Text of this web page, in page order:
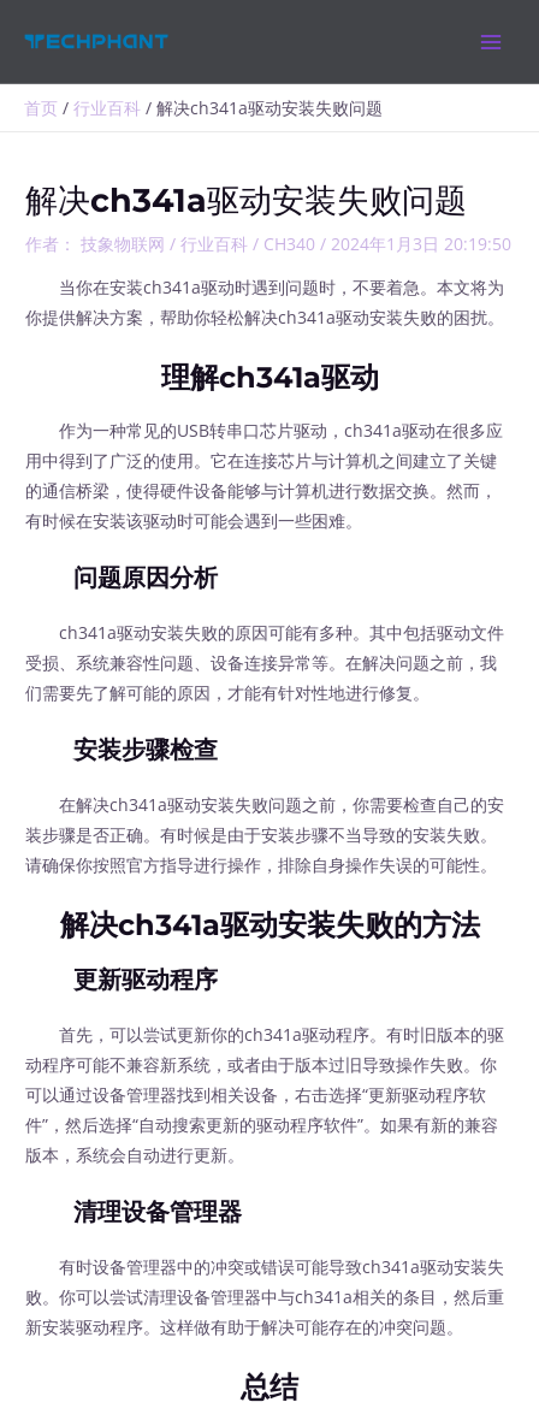
首页 行业百科 解决ch341a驱动安装失败问题
解决ch341a驱动安装失败问题
作者： 技象物联网/行业百科 / CH340 /2024年1月3日 20:19:50
当你在安装ch341a驱动时遇到问题时，不要着急。本文将为
你提供解决方案，帮助你轻松解决ch341a驱动安装失败的困扰。
理解ch341a驱动
作为一种常见的USB转串口芯片驱动，ch341a驱动在很多应
用中得到了广泛的使用。它在连接芯片与计算机之间建立了关键
的通信桥梁，使得硬件设备能够与计算机进行数据交换。然而，
有时候在安装该驱动时可能会遇到一些困难。
问题原因分析
ch341a驱动安装失败的原因可能有多种。其中包括驱动文件
受损、系统兼容性问题、设备连接异常等。在解决问题之前，我
们需要先了解可能的原因，才能有针对性地进行修复。
安装步骤检查
在解决ch341a驱动安装失败问题之前，你需要检查自己的安
装步骤是否正确。有时候是由于安装步骤不当导致的安装失败。
请确保你按照官方指导进行操作，排除自身操作失误的可能性。
解决ch341a驱动安装失败的方法
更新驱动程序
首先，可以尝试更新你的ch341a驱动程序。有时旧版本的驱
动程序可能不兼容新系统，或者由于版本过旧导致操作失败。你
可以通过设备管理器找到相关设备，右击选择“更新驱动程序软
件”，然后选择“自动搜索更新的驱动程序软件”。如果有新的兼容
版本，系统会自动进行更新。
清理设备管理器
有时设备管理器中的冲突或错误可能导致ch341a驱动安装失
败。你可以尝试清理设备管理器中与ch341a相关的条目，然后重
新安装驱动程序。这样做有助于解决可能存在的冲突问题。
总结